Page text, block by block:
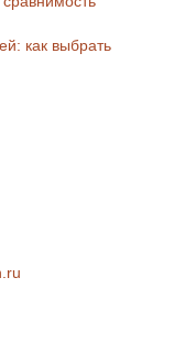
как выбрать